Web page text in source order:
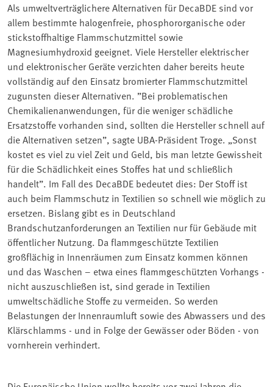
Als umweltverträglichere Alternativen für DecaBDE sind vor
allem bestimmte halogenfreie, phosphororganische oder
stickstoffhaltige Flammschutzmittel sowie
Magnesiumhydroxid geeignet. Viele Hersteller elektrischer
und elektronischer Geräte verzichten daher bereits heute
vollständig auf den Einsatz bromierter Flammschutzmittel
zugunsten dieser Alternativen. ”Bei problematischen
Chemikalienanwendungen, für die weniger schädliche
Ersatzstoffe vorhanden sind, sollten die Hersteller schnell auf
die Alternativen setzen”, sagte UBA-Präsident Troge. „Sonst
kostet es viel zu viel Zeit und Geld, bis man letzte Gewissheit
für die Schädlichkeit eines Stoffes hat und schließlich
handelt”. Im Fall des DecaBDE bedeutet dies: Der Stoff ist
auch beim Flammschutz in Textilien so schnell wie möglich zu
ersetzen. Bislang gibt es in Deutschland
Brandschutzanforderungen an Textilien nur für Gebäude mit
öffentlicher Nutzung. Da flammgeschützte Textilien
großflächig in Innenräumen zum Einsatz kommen können
und das Waschen – etwa eines flammgeschützten Vorhangs -
nicht auszuschließen ist, sind gerade in Textilien
umweltschädliche Stoffe zu vermeiden. So werden
Belastungen der Innenraumluft sowie des Abwassers und des
Klärschlamms - und in Folge der Gewässer oder Böden - von
vornherein verhindert.